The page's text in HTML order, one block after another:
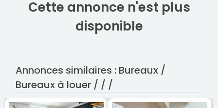
Cette annonce n'est plus
disponible
Annonces similaires : Bureaux /
Bureaux à louer / / /